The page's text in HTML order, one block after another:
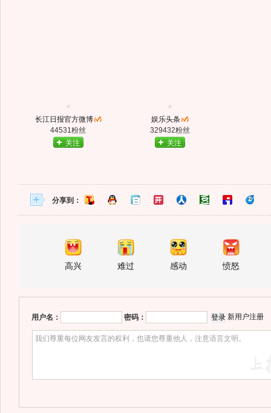
长江日报官方微博
44531粉丝
关注
娱乐头条
329432粉丝
关注
分享到：
高兴 难过 感动 愤怒
用户名： 密码： 新用户注册